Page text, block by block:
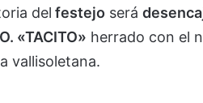
del festejo será
«TACITO» herrado con el
vallisoletana.